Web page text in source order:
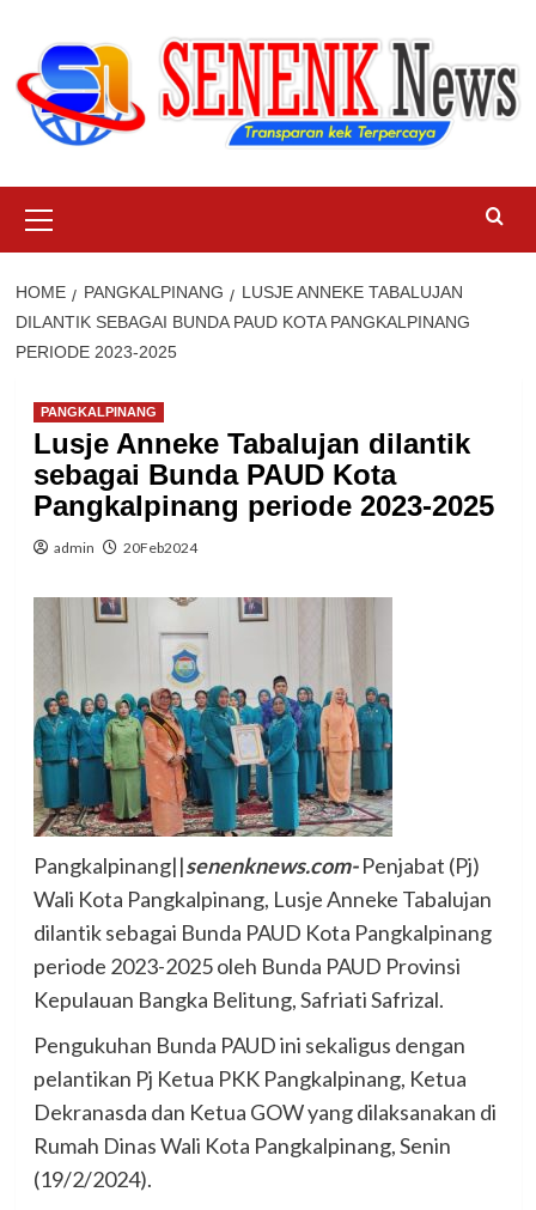
content
Menu
HOME PANGKALPINANG
LUSJE ANNEKE TABALUJAN
DILANTIK SEBAGAI BUNDA PAUD KOTA PANGKALPINANG
PERIODE 2023-2025
PANGKALPINANG
Lusje Anneke Tabalujan dilantik
sebagai Bunda PAUD Kota
Pangkalpinang periode 2023-2025
admin 20Feb2024
Pangkalpinang||senenknews.com-Penjabat (Pj)
Wali Kota Pangkalpinang, Lusje Anneke Tabalujan
dilantik sebagai Bunda PAUD Kota Pangkalpinang
periode 2023-2025 oleh Bunda PAUD Provinsi
Kepulauan Bangka Belitung, Safriati Safrizal.
Pengukuhan Bunda PAUD ini sekaligus dengan
pelantikan Pj Ketua PKK Pangkalpinang, Ketua
Dekranasda dan Ketua GOW yang dilaksanakan di
Rumah Dinas Wali Kota Pangkalpinang, Senin
(19/2/2024).